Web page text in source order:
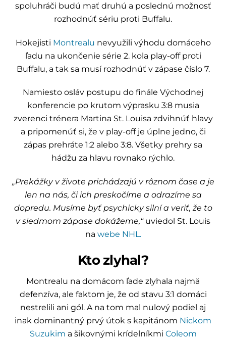
spoluhráči budú mať druhú a poslednú možnosť
rozhodnúť sériu proti Buffalu.
Hokejisti Montrealu nevyužili výhodu domáceho
ľadu na ukončenie série 2. kola play-off proti
Buffalu, a tak sa musí rozhodnúť v zápase číslo 7.
Namiesto osláv postupu do finále Východnej
konferencie po krutom výprasku 3:8 musia
zverenci trénera Martina St. Louisa zdvihnúť hlavy
a pripomenúť si, že v play-off je úplne jedno, či
zápas prehráte 1:2 alebo 3:8. Všetky prehry sa
hádžu za hlavu rovnako rýchlo.
„Prekážky v živote prichádzajú v rôznom čase a je
len na nás, či ich preskočíme a odrazíme sa
dopredu. Musíme byť psychicky silní a veriť, že to
v siedmom zápase dokážeme,“uviedol St. Louis
na webe NHL.
Kto zlyhal?
Montrealu na domácom ľade zlyhala najmä
defenzíva, ale faktom je, že od stavu 3:1 domáci
nestrelili ani gól. A na tom mal nulový podiel aj
inak dominantný prvý útok s kapitánom Nickom
Suzukim a šikovnými krídelníkmi Coleom